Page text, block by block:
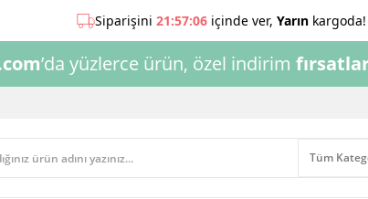
’da yüzlerce ürün, özel indirim